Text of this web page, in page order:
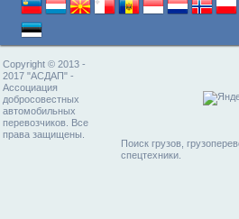
Copyright © 2013 -
2017 "АСДАП" -
Ассоциация
добросовестных
автомобильных
перевозчиков. Все
права защищены.
Поиск грузов,
спецтехники.